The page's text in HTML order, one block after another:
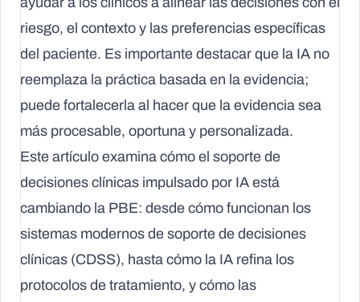
riesgo, el contexto y las preferencias específicas
del paciente. Es importante destacar que la IA no
reemplaza la práctica basada en la evidencia;
puede fortalecerla al hacer que la evidencia sea
más procesable, oportuna y personalizada.
Este artículo examina cómo el soporte de
decisiones clínicas impulsado por IA está
cambiando la PBE: desde cómo funcionan los
sistemas modernos de soporte de decisiones
clínicas (CDSS), hasta cómo la IA refina los
protocolos de tratamiento, y cómo las